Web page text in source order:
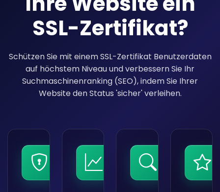
SSL-Zertifikat?
Schützen Sie mit einem SSL-Zertifikat Benutzerdaten
auf höchstem Niveau und verbessern Sie Ihr
Suchmaschinenranking (SEO), indem Sie Ihrer
Website den Status 'sicher' verleihen.